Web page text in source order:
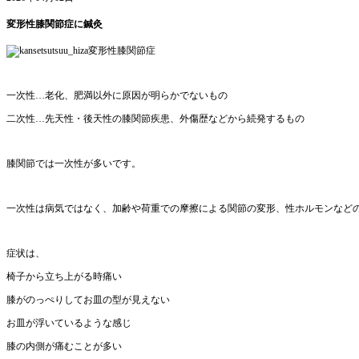
変形性膝関節症に鍼灸
変形性膝関節症
一次性…老化、肥満以外に原因が明らかでないもの
二次性…先天性・後天性の膝関節疾患、外傷歴などから続発するもの
膝関節では一次性が多いです。
一次性は病気ではなく、加齢や荷重での摩擦による関節の変形、性ホルモンなど
症状は、
椅子から立ち上がる時痛い
膝がのっぺりしてお皿の型が見えない
お皿が浮いているような感じ
膝の内側が痛むことが多い